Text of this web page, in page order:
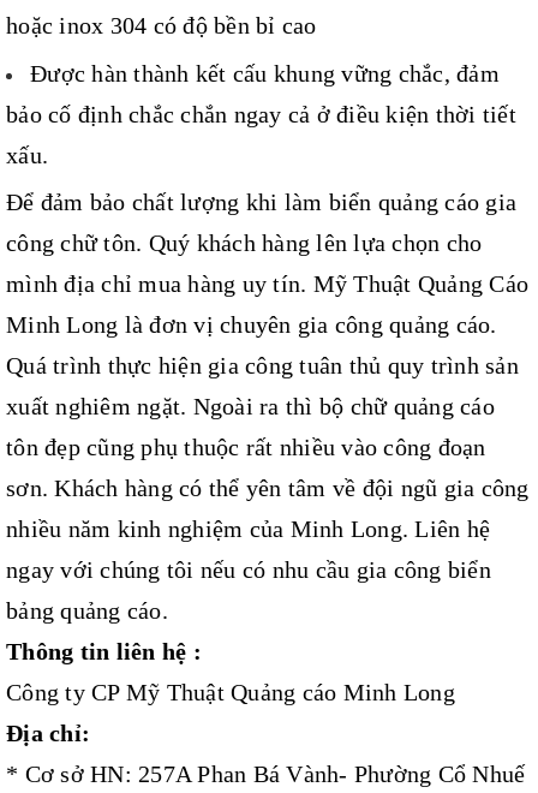
hoặc inox 304 có độ bền bỉ cao
Được hàn thành kết cấu khung vững chắc, đảm
bảo cố định chắc chắn ngay cả ở điều kiện thời tiết
xấu.
Để đảm bảo chất lượng khi làm biển quảng cáo gia
công chữ tôn. Quý khách hàng lên lựa chọn cho
mình địa chỉ mua hàng uy tín. Mỹ Thuật Quảng Cáo
Minh Long là đơn vị chuyên gia công quảng cáo.
Quá trình thực hiện gia công tuân thủ quy trình sản
xuất nghiêm ngặt. Ngoài ra thì bộ chữ quảng cáo
tôn đẹp cũng phụ thuộc rất nhiều vào công đoạn
sơn. Khách hàng có thể yên tâm về đội ngũ gia công
nhiều năm kinh nghiệm của Minh Long. Liên hệ
ngay với chúng tôi nếu có nhu cầu gia công biển
bảng quảng cáo.
Thông tin liên hệ :
Công ty CP Mỹ Thuật Quảng cáo Minh Long
Địa chỉ:
* Cơ sở HN: 257A Phan Bá Vành- Phường Cổ Nhuế